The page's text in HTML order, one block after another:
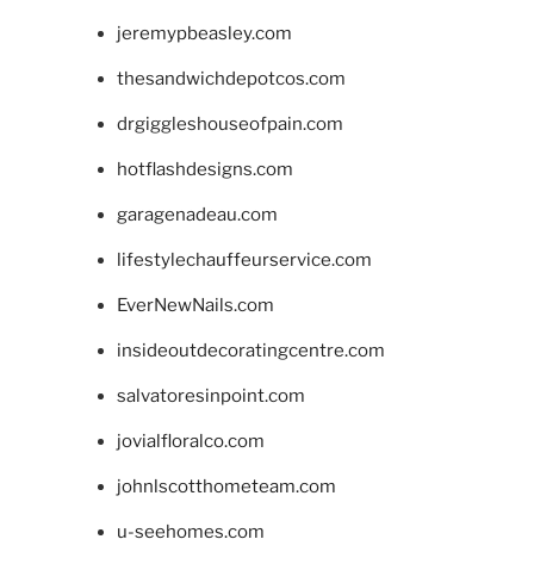
jeremypbeasley.com
thesandwichdepotcos.com
drgiggleshouseofpain.com
hotflashdesigns.com
garagenadeau.com
lifestylechauffeurservice.com
EverNewNails.com
insideoutdecoratingcentre.com
salvatoresinpoint.com
jovialfloralco.com
johnlscotthometeam.com
u-seehomes.com